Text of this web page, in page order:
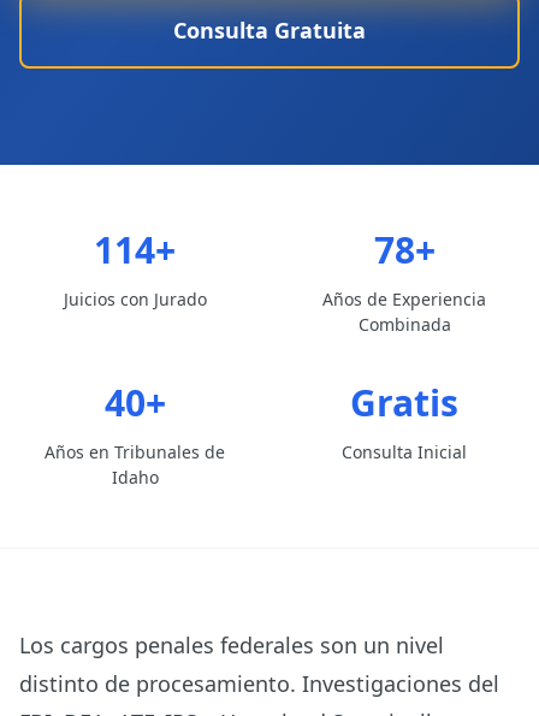
Consulta Gratuita
114+
Juicios con Jurado
78+
Años de Experiencia
Combinada
40+
Años en Tribunales de
Idaho
Gratis
Consulta Inicial
Los cargos penales federales son un nivel
distinto de procesamiento. Investigaciones del